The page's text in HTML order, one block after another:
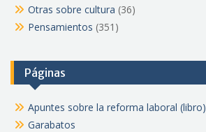
Otras sobre cultura (36)
Pensamientos (351)
Páginas
Apuntes sobre la reforma laboral (libro)
Garabatos